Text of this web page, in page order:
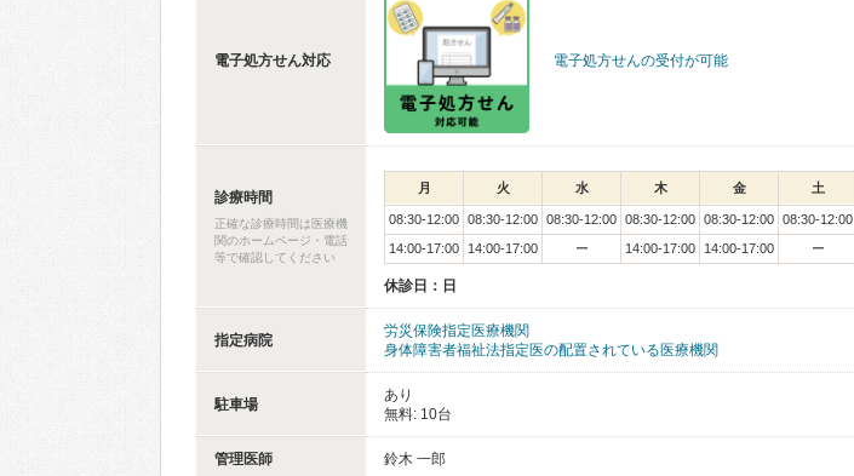
電子処方せん対応 電子処方せんの受付が可能
診療時間
正確な診療時間は医療機
関のホームページ・電話
等で確認してください
月 火 水 木 金 土
08:30-12:00 08:30-12:00 08:30-12:00 08:30-12:00 08:30-12:00 08:30-12:00
14:00-17:00
14:00-17:00 ー 14:00-17:00 14:00-17:00 ー
休診日：日
指定病院
労災保険指定医療機関
身体障害者福祉法指定医の配置されている医療機関
駐車場
あり
無料: 10台
管理医師 鈴木 一郎